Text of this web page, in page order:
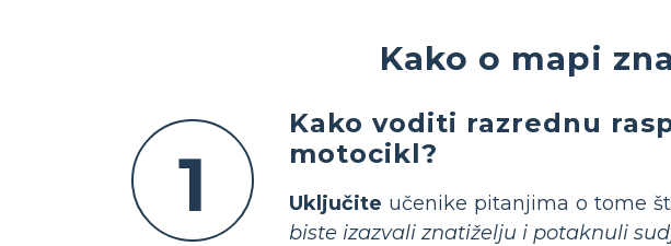
Kako o mapi
1
Kako voditi razrednu
motocikl?
Uključite učenike pitanjima o tome
biste izazvali znatiželju i potaknuli